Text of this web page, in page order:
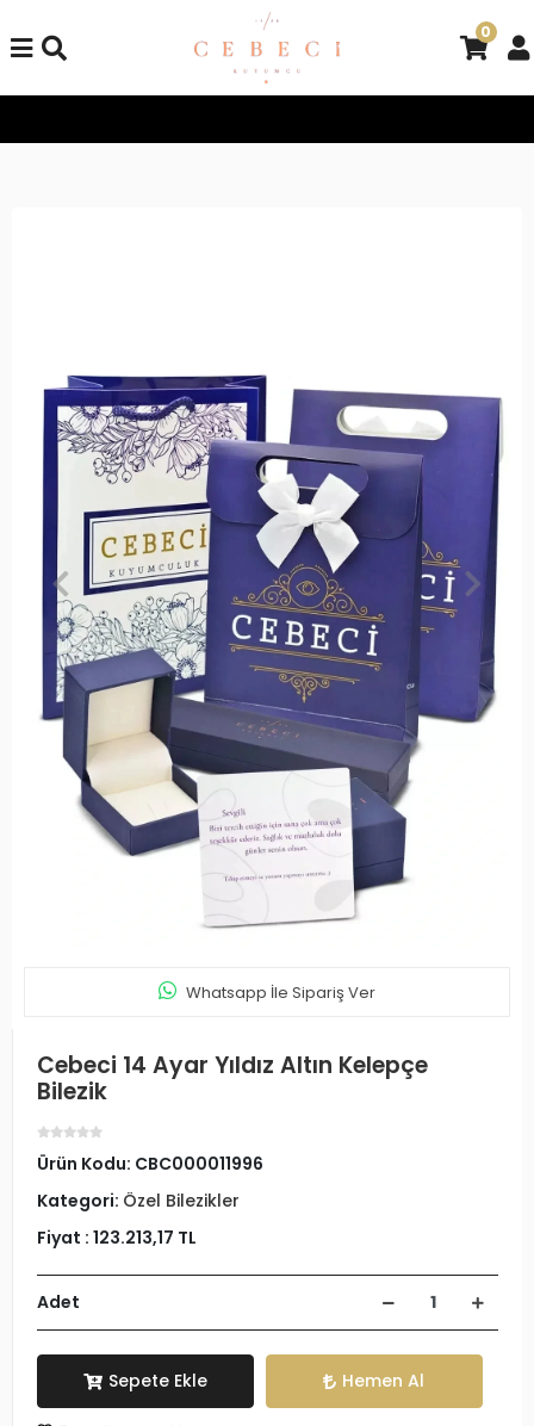
0
Whatsapp İle Sipariş Ver
Cebeci 14 Ayar Yıldız Altın Kelepçe
Bilezik
Ürün Kodu: CBC000011996
Kategori: Özel Bilezikler
Fiyat : 123.213,17 TL
Adet
Sepete Ekle Hemen Al